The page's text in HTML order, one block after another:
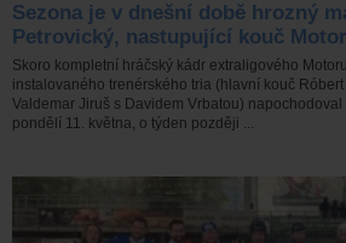
Sezona je v dnešní době hrozný
Petrovický, nastupující kouč
Skoro kompletní hráčský kádr extraligového
instalovaného trenérského tria (hlavní kouč
Valdemar Jiruš s Davidem Vrbatou)
pondělí 11. května, o týden později ...